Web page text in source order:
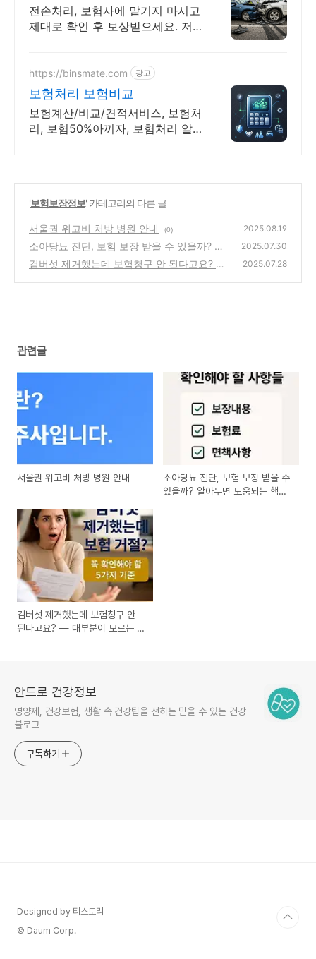
손분야 풍부한 노하우 보유
전손처리, 보험사에 맡기지 마시고
제대로 확인 후 보상받으세요. 저
니다.
https://binsmate.com 광고
보험처리 보험비교
보험계산/비교/견적서비스, 보험처
리, 보험50%아끼자, 보험처리 알
'보험보장정보' 카테고리의 다른 글
서울권 위고비 처방 병원 안내 (0) 2025.08.19
소아당뇨 진단, 보험 보장 받을 수 있을까? 알
아두면 도움되는 핵심 정보
(2)
2025.07.30
검버섯 제거했는데 보험청구 안 된다고요? —
2025.07.28
관련글
서울권 위고비 처방 병원 안내
소아당뇨 진단, 보험 보장 받을 수
있을까? 알아두면 도움되는 핵심
검버섯 제거했는데 보험청구 안
된다고요? — 대부분이 모르는 의
안드로 건강정보
영양제, 건강보험, 생활 속 건강팁을 전하는 믿을 수 있는 건강
블로그
구독하기
Designed by 티스토리
© Daum Corp.